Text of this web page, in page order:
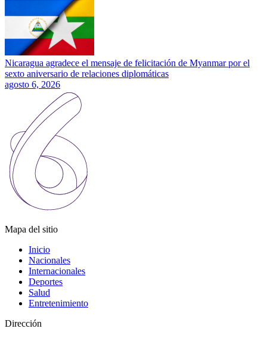
Nicaragua agradece el mensaje de felicitación de Myanmar por el
sexto aniversario de relaciones diplomáticas
agosto 6, 2026
Mapa del sitio
Inicio
Nacionales
Internacionales
Deportes
Salud
Entretenimiento
Dirección